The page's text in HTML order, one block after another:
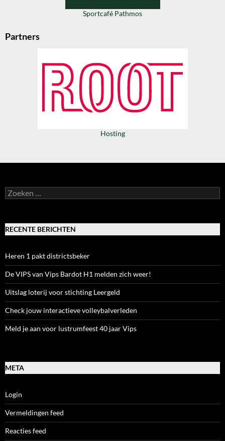
Sportcafé Pathmos
Partners
Hosting
Zoeken
naar:
RECENTE BERICHTEN
Heren 1 pakt districtsbeker
De VIPS van Vips Bardot H1 melden zich weer!
Uitslag loterij voor stichting Leergeld
Check jouw interactieve volleybalverleden
Meld je aan voor lustrumfeest 40 jaar Vips
META
Login
Vermeldingen feed
Reacties feed